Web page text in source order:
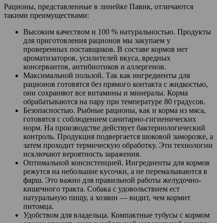
Рационы, представленные в линейке Павик, отличаются
такими преимуществами:
Высоким качеством и 100 % натуральностью. Продукты
для приготовления рационов мы закупаем у
проверенных поставщиков. В составе кормов нет
ароматизаторов, усилителей вкуса, вредных
консервантов, антибиотиков и аллергенов.
Максимальной пользой. Так как ингредиенты для
рационов готовятся без прямого контакта с жидкостью,
они сохраняют все витамины и минералы. Корма
обрабатываются на пару при температуре 80 градусов.
Безопасностью. Рыбные рационы, как и корма из мяса,
готовятся с соблюдением санитарно-гигиенических
норм. На производстве действует бактериологический
контроль. Продукция подвергается шоковой заморозке, а
затем проходит термическую обработку. Эти технологии
исключают вероятность заражения.
Оптимальной консистенцией. Ингредиенты для кормов
режутся на небольшие кусочки, а не перемалываются в
фарш. Это важно для правильной работы желудочно-
кишечного тракта. Собака с удовольствием ест
натуральную пищу, а хозяин — видит, чем кормит
питомца.
Удобством для владельца. Компактные тубусы с кормом